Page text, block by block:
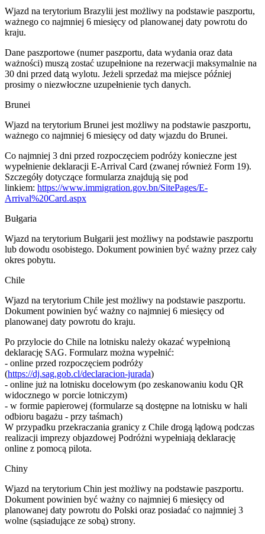
Wjazd na terytorium Brazylii jest możliwy na podstawie paszportu,
ważnego co najmniej 6 miesięcy od planowanej daty powrotu do
kraju.
Dane paszportowe (numer paszportu, data wydania oraz data
ważności) muszą zostać uzupełnione na rezerwacji maksymalnie na
30 dni przed datą wylotu. Jeżeli sprzedaż ma miejsce później
prosimy o niezwłoczne uzupełnienie tych danych.
Brunei
Wjazd na terytorium Brunei jest możliwy na podstawie paszportu,
ważnego co najmniej 6 miesięcy od daty wjazdu do Brunei.
Co najmniej 3 dni przed rozpoczęciem podróży konieczne jest
wypełnienie deklaracji E-Arrival Card (zwanej również Form 19).
Szczegóły dotyczące formularza znajdują się pod
linkiem: https://www.immigration.gov.bn/SitePages/E-
Arrival%20Card.aspx
Bułgaria
Wjazd na terytorium Bułgarii jest możliwy na podstawie paszportu
lub dowodu osobistego. Dokument powinien być ważny przez cały
okres pobytu.
Chile
Wjazd na terytorium Chile jest możliwy na podstawie paszportu.
Dokument powinien być ważny co najmniej 6 miesięcy od
planowanej daty powrotu do kraju.
Po przylocie do Chile na lotnisku należy okazać wypełnioną
deklarację SAG. Formularz można wypełnić:
- online przed rozpoczęciem podróży
(https://dj.sag.gob.cl/declaracion-jurada)
- online już na lotnisku docelowym (po zeskanowaniu kodu QR
widocznego w porcie lotniczym)
- w formie papierowej (formularze są dostępne na lotnisku w hali
odbioru bagażu - przy taśmach)
W przypadku przekraczania granicy z Chile drogą lądową podczas
realizacji imprezy objazdowej Podróżni wypełniają deklarację
online z pomocą pilota.
Chiny
Wjazd na terytorium Chin jest możliwy na podstawie paszportu.
Dokument powinien być ważny co najmniej 6 miesięcy od
planowanej daty powrotu do Polski oraz posiadać co najmniej 3
wolne (sąsiadujące ze sobą) strony.